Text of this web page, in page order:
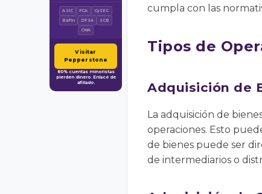
ASIC FCA
CySEC
BaFin
DFSA
SCB
CMA
Visitar
Pepperstone
80% cuentas minoristas
pierden dinero. Enlace de
afiliado.
cumpla con las
Tipos de
Adquisición de
La adquisición de
operaciones. Esto
de bienes puede ser
de intermediarios o